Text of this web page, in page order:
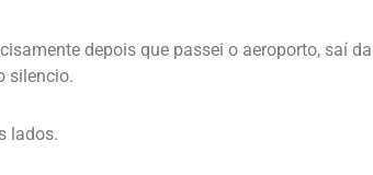
depois que passei o aeroporto, saí da
silencio.
lados.